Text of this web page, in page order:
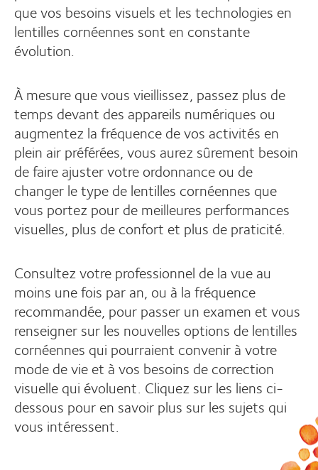
que vos besoins visuels et les technologies en
lentilles cornéennes sont en constante
évolution.
À mesure que vous vieillissez, passez plus de
temps devant des appareils numériques ou
augmentez la fréquence de vos activités en
plein air préférées, vous aurez sûrement besoin
de faire ajuster votre ordonnance ou de
changer le type de lentilles cornéennes que
vous portez pour de meilleures performances
visuelles, plus de confort et plus de praticité.
Consultez votre professionnel de la vue au
moins une fois par an, ou à la fréquence
recommandée, pour passer un examen et vous
renseigner sur les nouvelles options de lentilles
cornéennes qui pourraient convenir à votre
mode de vie et à vos besoins de correction
visuelle qui évoluent. Cliquez sur les liens ci-
dessous pour en savoir plus sur les sujets qui
vous intéressent.